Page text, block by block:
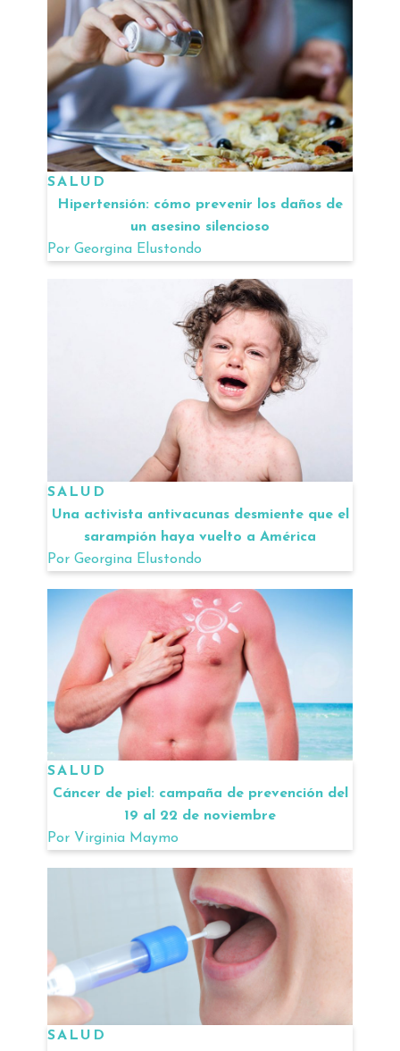
SALUD
Hipertensión: cómo prevenir los daños de
un asesino silencioso
Por Georgina Elustondo
SALUD
Una activista antivacunas desmiente que el
sarampión haya vuelto a América
Por Georgina Elustondo
SALUD
Cáncer de piel: campaña de prevención del
19 al 22 de noviembre
Por Virginia Maymo
SALUD